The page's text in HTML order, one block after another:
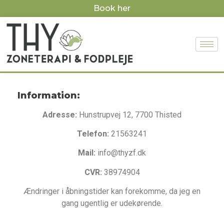
Book her
Information:
Adresse: Hunstrupvej 12, 7700 Thisted
Telefon: 21563241
Mail: info@thyzf.dk
CVR: 38974904
Ændringer i åbningstider kan forekomme, da jeg en
gang ugentlig er udekørende.